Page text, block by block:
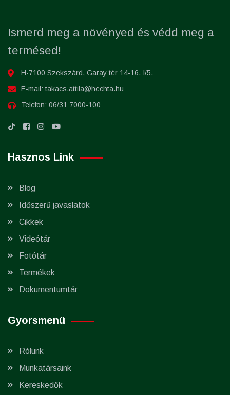
Ismerd meg a növényed és védd meg a
termésed!
H-7100 Szekszárd, Garay tér 14-16. I/5.
E-mail: takacs.attila@hechta.hu
Telefon: 06/31 7000-100
Hasznos Link
Blog
Időszerű javaslatok
Cikkek
Videótár
Fotótár
Termékek
Dokumentumtár
Gyorsmenü
Rólunk
Munkatársaink
Kereskedők